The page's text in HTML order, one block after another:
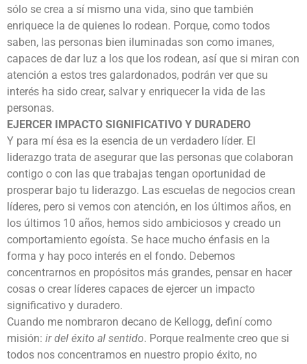
sólo se crea a sí mismo una vida, sino que también
enriquece la de quienes lo rodean. Porque, como todos
saben, las personas bien iluminadas son como imanes,
capaces de dar luz a los que los rodean, así que si miran con
atención a estos tres galardonados, podrán ver que su
interés ha sido crear, salvar y enriquecer la vida de las
personas.
EJERCER IMPACTO SIGNIFICATIVO Y DURADERO
Y para mí ésa es la esencia de un verdadero líder. El
liderazgo trata de asegurar que las personas que colaboran
contigo o con las que trabajas tengan oportunidad de
prosperar bajo tu liderazgo. Las escuelas de negocios crean
líderes, pero si vemos con atención, en los últimos años, en
los últimos 10 años, hemos sido ambiciosos y creado un
comportamiento egoísta. Se hace mucho énfasis en la
forma y hay poco interés en el fondo. Debemos
concentrarnos en propósitos más grandes, pensar en hacer
cosas o crear líderes capaces de ejercer un impacto
significativo y duradero.
Cuando me nombraron decano de Kellogg, definí como
misión: ir del éxito al sentido. Porque realmente creo que si
todos nos concentramos en nuestro propio éxito, no